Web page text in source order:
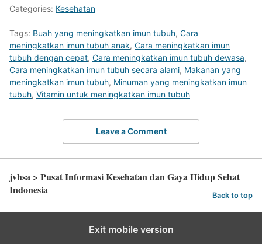
Categories: Kesehatan
Tags: Buah yang meningkatkan imun tubuh, Cara
meningkatkan imun tubuh anak, Cara meningkatkan imun
tubuh dengan cepat, Cara meningkatkan imun tubuh dewasa,
Cara meningkatkan imun tubuh secara alami, Makanan yang
meningkatkan imun tubuh, Minuman yang meningkatkan imun
tubuh, Vitamin untuk meningkatkan imun tubuh
Leave a Comment
jvhsa > Pusat Informasi Kesehatan dan Gaya Hidup Sehat
Indonesia
Back to top
Exit mobile version